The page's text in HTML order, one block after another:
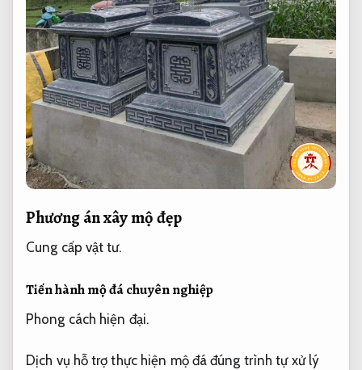
Phương án xây mộ đẹp
Cung cấp vật tư.
Tiến hành mộ đá chuyên nghiệp
Phong cách hiện đại.
Dịch vụ hỗ trợ thực hiện mộ đá đúng trình tự xử lý